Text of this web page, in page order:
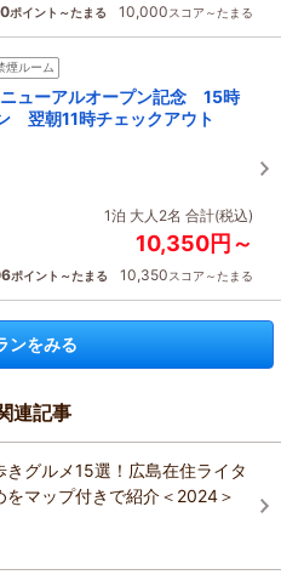
ポイント～たまる 10,000スコア～たまる
煙ルーム
ニューアルオープン記念 15時
翌朝11時チェックアウト
1泊 大人2名 合計(税込)
10,350円～
ポイント～たまる 10,350スコア～たまる
ンをみる
連記事
きグルメ15選！広島在住ライタ
をマップ付きで紹介＜2024＞